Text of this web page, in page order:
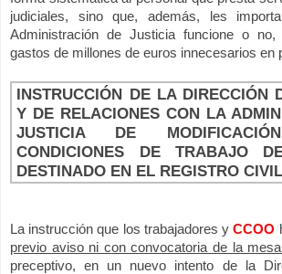
judiciales, sino que, además, les
Administración de Justicia funcione o no,
gastos de millones de euros innecesarios en
INSTRUCCIÓN DE LA DIRECCIÓN
Y DE RELACIONES CON LA
JUSTICIA DE
CONDICIONES DE TRABAJO
DESTINADO EN EL REGISTRO
La instrucción que los trabajadores yCCOO
previo aviso ni con convocatoria de la
preceptivo, en un nuevo intento de la